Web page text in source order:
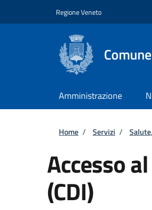
Regione Veneto
Amministrazione
Briciole di
Home / Servizi /
Accesso
(CDI)